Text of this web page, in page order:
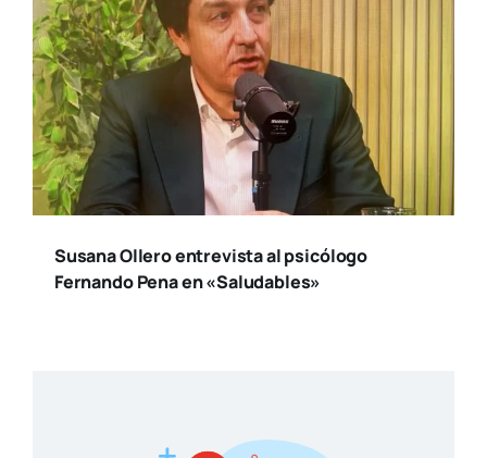
Susana Ollero entrevista al psicólogo
Fernando Pena en «Saludables»